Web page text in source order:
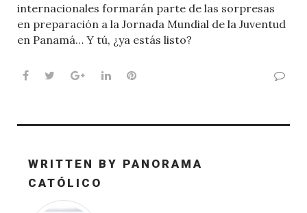
internacionales formarán parte de las sorpresas
en preparación a la Jornada Mundial de la Juventud
en Panamá… Y tú, ¿ya estás listo?
Facebook
TwitterGoogle+LinkedInPinterest
WRITTEN BY PANORAMA
CATÓLICO